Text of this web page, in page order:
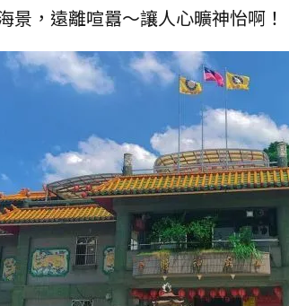
景，遠離喧囂～讓人心曠神怡啊！